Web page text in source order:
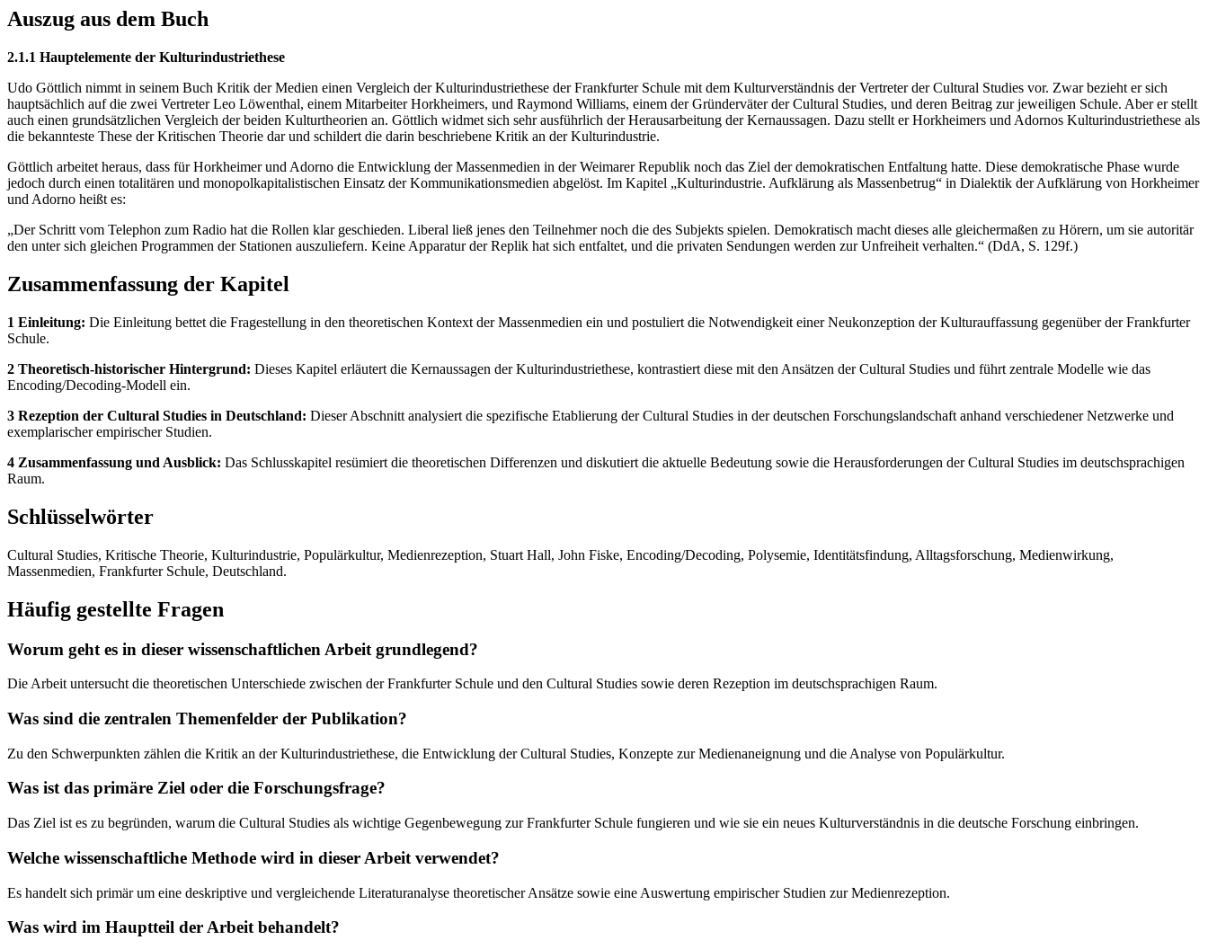
Auszug aus dem Buch
2.1.1 Hauptelemente der Kulturindustriethese
Udo Göttlich nimmt in seinem Buch Kritik der Medien einen Vergleich der Kulturindustriethese der Frankfurter Schule mit dem Kulturverständnis der Vertreter der Cultural Studies vor. Zwar bezieht er sich
hauptsächlich auf die zwei Vertreter Leo Löwenthal, einem Mitarbeiter Horkheimers, und Raymond Williams, einem der Gründerväter der Cultural Studies, und deren Beitrag zur jeweiligen Schule. Aber er stellt
auch einen grundsätzlichen Vergleich der beiden Kulturtheorien an. Göttlich widmet sich sehr ausführlich der Herausarbeitung der Kernaussagen. Dazu stellt er Horkheimers und Adornos Kulturindustriethese als
die bekannteste These der Kritischen Theorie dar und schildert die darin beschriebene Kritik an der Kulturindustrie.
Göttlich arbeitet heraus, dass für Horkheimer und Adorno die Entwicklung der Massenmedien in der Weimarer Republik noch das Ziel der demokratischen Entfaltung hatte. Diese demokratische Phase wurde
jedoch durch einen totalitären und monopolkapitalistischen Einsatz der Kommunikationsmedien abgelöst. Im Kapitel „Kulturindustrie. Aufklärung als Massenbetrug“ in Dialektik der Aufklärung von Horkheimer
und Adorno heißt es:
„Der Schritt vom Telephon zum Radio hat die Rollen klar geschieden. Liberal ließ jenes den Teilnehmer noch die des Subjekts spielen. Demokratisch macht dieses alle gleichermaßen zu Hörern, um sie autoritär
den unter sich gleichen Programmen der Stationen auszuliefern. Keine Apparatur der Replik hat sich entfaltet, und die privaten Sendungen werden zur Unfreiheit verhalten.“ (DdA, S. 129f.)
Zusammenfassung der Kapitel
1 Einleitung: Die Einleitung bettet die Fragestellung in den theoretischen Kontext der Massenmedien ein und postuliert die Notwendigkeit einer Neukonzeption der Kulturauffassung gegenüber der Frankfurter
Schule.
2 Theoretisch-historischer Hintergrund: Dieses Kapitel erläutert die Kernaussagen der Kulturindustriethese, kontrastiert diese mit den Ansätzen der Cultural Studies und führt zentrale Modelle wie das
Encoding/Decoding-Modell ein.
3 Rezeption der Cultural Studies in Deutschland: Dieser Abschnitt analysiert die spezifische Etablierung der Cultural Studies in der deutschen Forschungslandschaft anhand verschiedener Netzwerke und
exemplarischer empirischer Studien.
4 Zusammenfassung und Ausblick: Das Schlusskapitel resümiert die theoretischen Differenzen und diskutiert die aktuelle Bedeutung sowie die Herausforderungen der Cultural Studies im deutschsprachigen
Raum.
Schlüsselwörter
Cultural Studies, Kritische Theorie, Kulturindustrie, Populärkultur, Medienrezeption, Stuart Hall, John Fiske, Encoding/Decoding, Polysemie, Identitätsfindung, Alltagsforschung, Medienwirkung,
Massenmedien, Frankfurter Schule, Deutschland.
Häufig gestellte Fragen
Worum geht es in dieser wissenschaftlichen Arbeit grundlegend?
Die Arbeit untersucht die theoretischen Unterschiede zwischen der Frankfurter Schule und den Cultural Studies sowie deren Rezeption im deutschsprachigen Raum.
Was sind die zentralen Themenfelder der Publikation?
Zu den Schwerpunkten zählen die Kritik an der Kulturindustriethese, die Entwicklung der Cultural Studies, Konzepte zur Medienaneignung und die Analyse von Populärkultur.
Was ist das primäre Ziel oder die Forschungsfrage?
Das Ziel ist es zu begründen, warum die Cultural Studies als wichtige Gegenbewegung zur Frankfurter Schule fungieren und wie sie ein neues Kulturverständnis in die deutsche Forschung einbringen.
Welche wissenschaftliche Methode wird in dieser Arbeit verwendet?
Es handelt sich primär um eine deskriptive und vergleichende Literaturanalyse theoretischer Ansätze sowie eine Auswertung empirischer Studien zur Medienrezeption.
Was wird im Hauptteil der Arbeit behandelt?